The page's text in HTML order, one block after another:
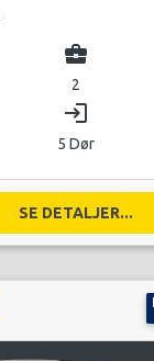
business_center
2
login
5 Dør
SE DETALJER...